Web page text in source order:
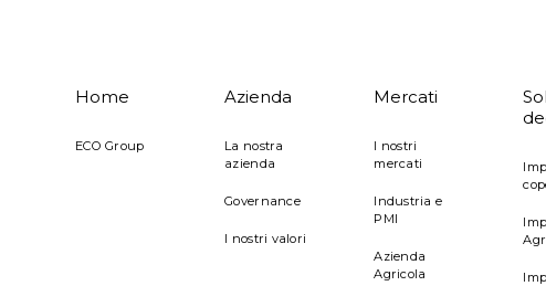
Home
ECO Group
Azienda
La nostra
azienda
Governance
I nostri valori
Mercati
I nostri
mercati
Industria e
PMI
Azienda
Agricola
Ricerva e